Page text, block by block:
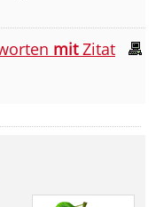
mitZitat